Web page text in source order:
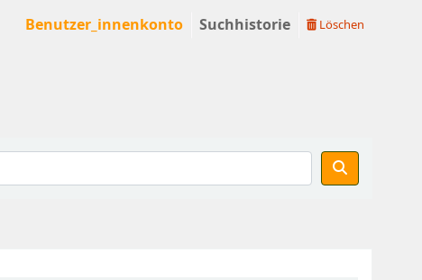
Benutzer_innenkonto Suchhistorie Löschen